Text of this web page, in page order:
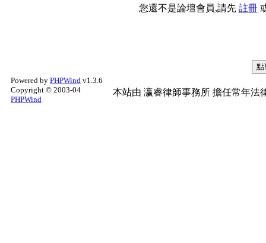
您還不是論壇會員,請先 註冊
Powered by PHPWind v1.3.6
Copyright © 2003-04
PHPWind
本站由 瀛睿律師事務所 擔任常年法